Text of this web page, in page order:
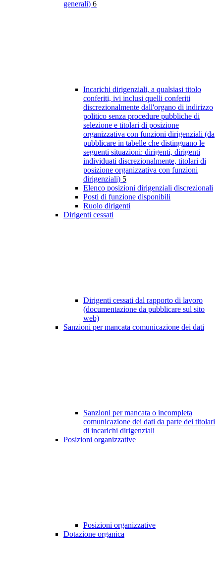
generali) 6
Incarichi dirigenziali, a qualsiasi titolo
conferiti, ivi inclusi quelli conferiti
discrezionalmente dall'organo di indirizzo
politico senza procedure pubbliche di
selezione e titolari di posizione
organizzativa con funzioni dirigenziali (da
pubblicare in tabelle che distinguano le
seguenti situazioni: dirigenti, dirigenti
individuati discrezionalmente, titolari di
posizione organizzativa con funzioni
dirigenziali) 5
Elenco posizioni dirigenziali discrezionali
Posti di funzione disponibili
Ruolo dirigenti
Dirigenti cessati
Dirigenti cessati dal rapporto di lavoro
(documentazione da pubblicare sul sito
web)
Sanzioni per mancata comunicazione dei dati
Sanzioni per mancata o incompleta
comunicazione dei dati da parte dei titolari
di incarichi dirigenziali
Posizioni organizzative
Posizioni organizzative
Dotazione organica